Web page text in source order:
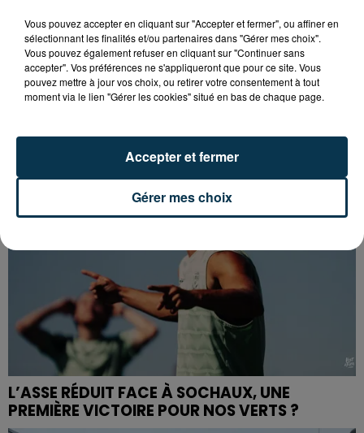
CYANOBACTÉRIES : LE PRÉFÊT PREND UN
ARRÊTÉ POUR LES ACTIVITÉS DE...
L’ASSE RÉDUIT FACE À SOCHAUX, UNE
PREMIÈRE VICTOIRE POUR NOS VERTS ?
Vous pouvez accepter en cliquant sur "Accepter et fermer", ou affiner en
sélectionnant les finalités et/ou partenaires dans "Gérer mes choix".
Vous pouvez également refuser en cliquant sur "Continuer sans
accepter". Vos préférences ne s'appliqueront que pour ce site. Vous
pouvez mettre à jour vos choix, ou retirer votre consentement à tout
moment via le lien "Gérer les cookies" situé en bas de chaque page.
Gérer mes choix
Accepter et fermer